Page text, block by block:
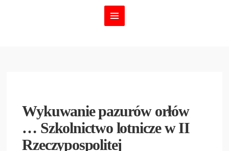
Wykuwanie pazurów orłów
… Szkolnictwo lotnicze w II
Rzeczypospolitej